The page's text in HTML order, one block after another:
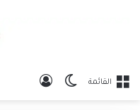
القائمة الوضع المظلم